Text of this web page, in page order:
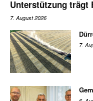
Unterstützung trägt
7. August 2026
7.